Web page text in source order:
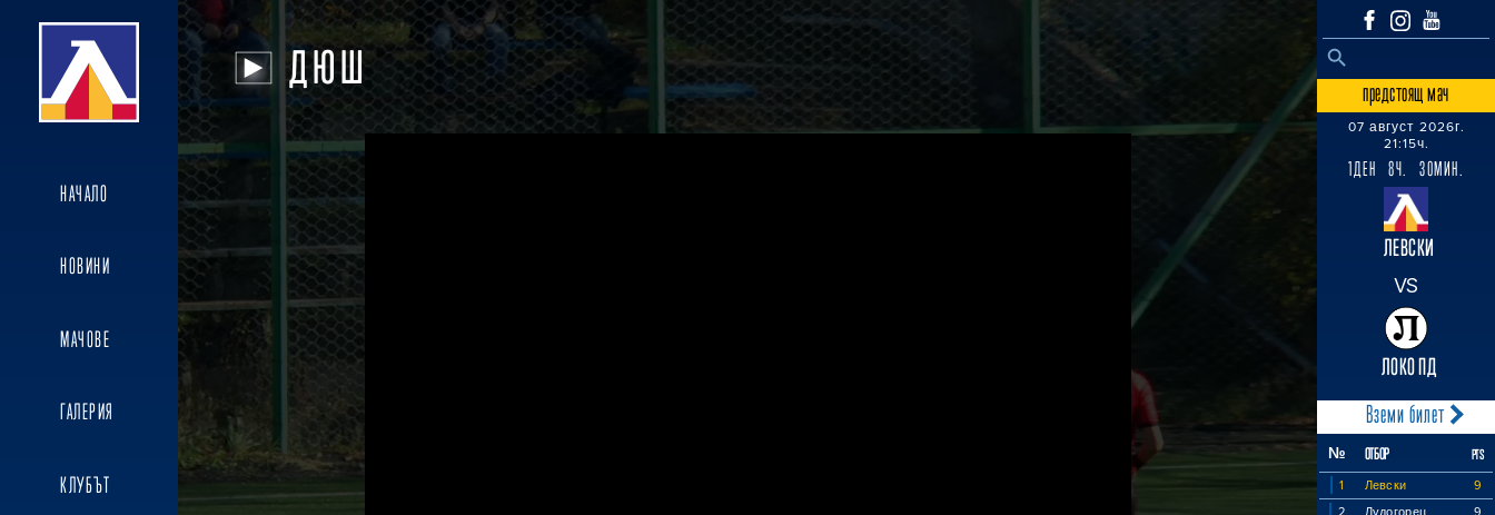
НАЧАЛО
НОВИНИ
МАЧОВЕ
ГАЛЕРИЯ
КЛУБЪТ
Search
SEARCH BUTTON
предстоящ мач
07 август 2026г.
21:15ч.
1ДЕН 8Ч. 30МИН.
ЛЕВСКИ
VS
ЛОКО ПД
Вземи билет
№ ОТБОР PTS
1 Левски
9
2
Лудогорец
9
ДЮШ